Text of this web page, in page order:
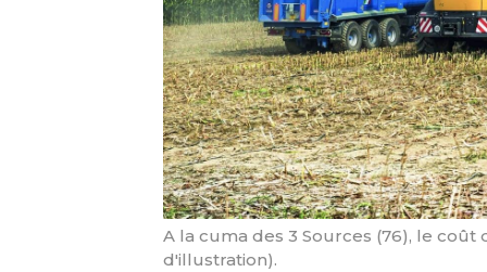
A la cuma des 3 Sources (76), le
d'illustration).